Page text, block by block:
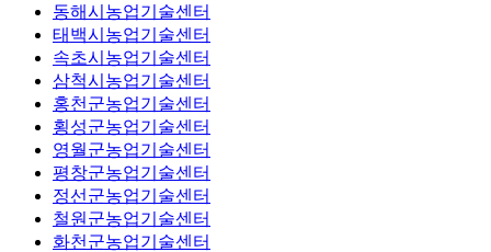
동해시농업기술센터
태백시농업기술센터
속초시농업기술센터
삼척시농업기술센터
홍천군농업기술센터
횡성군농업기술센터
영월군농업기술센터
평창군농업기술센터
정선군농업기술센터
철원군농업기술센터
화천군농업기술센터